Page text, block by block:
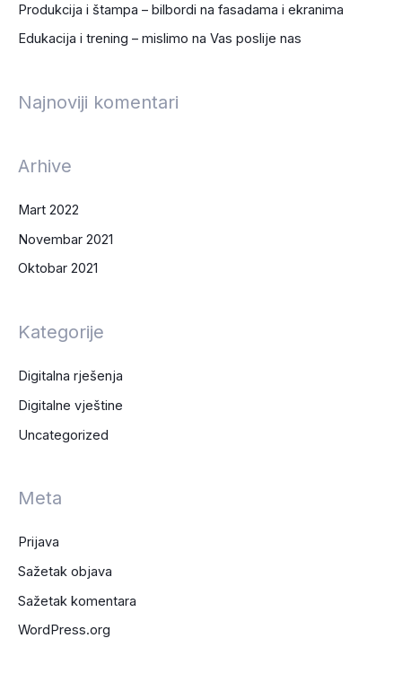
r
:
Produkcija i štampa – bilbordi na fasadama i ekranima
Edukacija i trening – mislimo na Vas poslije nas
Najnoviji komentari
Arhive
Mart 2022
Novembar 2021
Oktobar 2021
Kategorije
Digitalna rješenja
Digitalne vještine
Uncategorized
Meta
Prijava
Sažetak objava
Sažetak komentara
WordPress.org